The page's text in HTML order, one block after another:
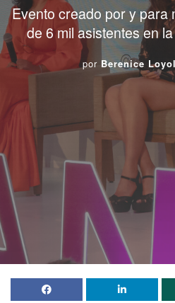
Evento creado por y para
de 6 mil asistentes en
por Berenice